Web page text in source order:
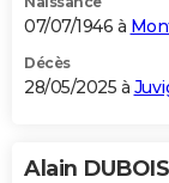
07/07/1946 à
Décès
28/05/2025 à
Alain DUBOIS